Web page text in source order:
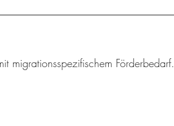
migrationsspezifischem Förderbedarf.